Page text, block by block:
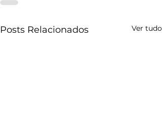
Posts Relacionados Ver tudo